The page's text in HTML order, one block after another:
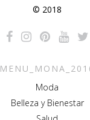
© 2018
Moda
Belleza y Bienestar